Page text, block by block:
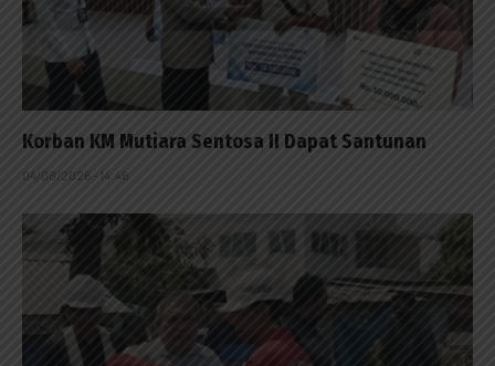
Korban KM Mutiara Sentosa II Dapat Santunan
04/08/2026 - 14:46